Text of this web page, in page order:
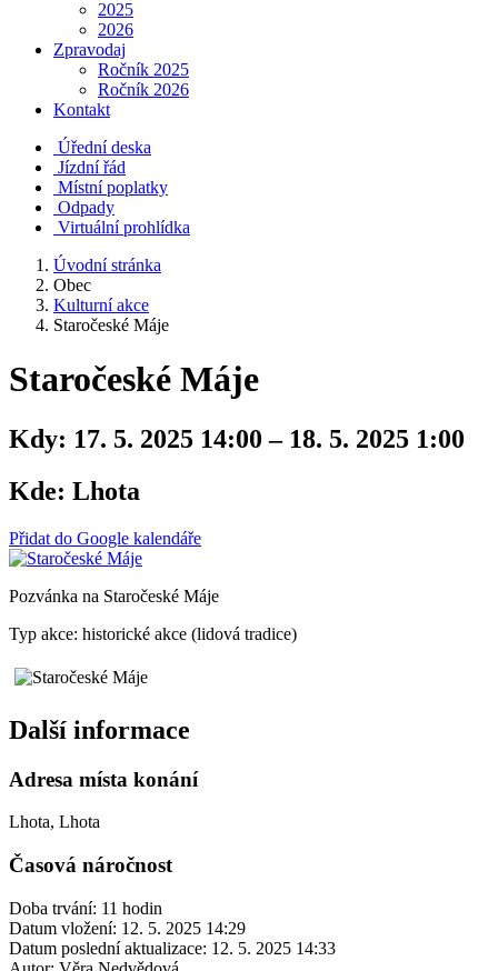
2025
2026
Zpravodaj
Ročník 2025
Ročník 2026
Kontakt
Úřední deska
Jízdní řád
Místní poplatky
Odpady
Virtuální prohlídka
Úvodní stránka
Obec
Kulturní akce
Staročeské Máje
Staročeské Máje
Kdy: 17. 5. 2025 14:00 – 18. 5. 2025 1:00
Kde: Lhota
Přidat do Google kalendáře
Pozvánka na Staročeské Máje
Typ akce: historické akce (lidová tradice)
Další informace
Adresa místa konání
Lhota, Lhota
Časová náročnost
Doba trvání: 11 hodin
Datum vložení: 12. 5. 2025 14:29
Datum poslední aktualizace: 12. 5. 2025 14:33